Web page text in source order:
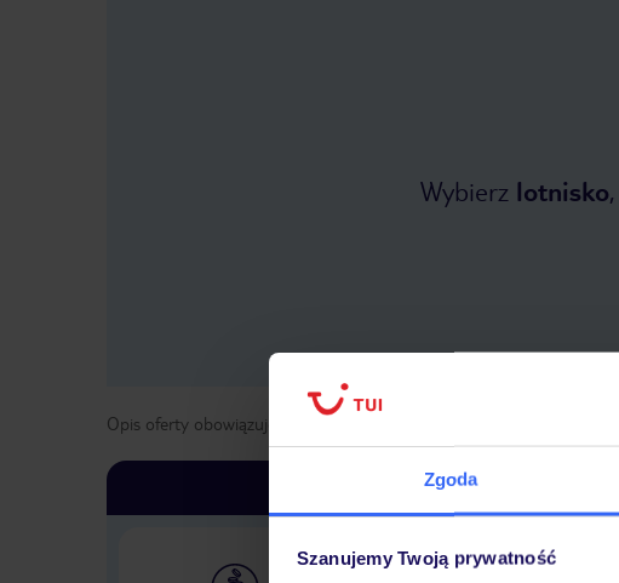
Zgoda
Szanujemy Twoją prywatność
Wybierz lotnisko,
Opis oferty obowiązuje dla wyjazdów w terminie